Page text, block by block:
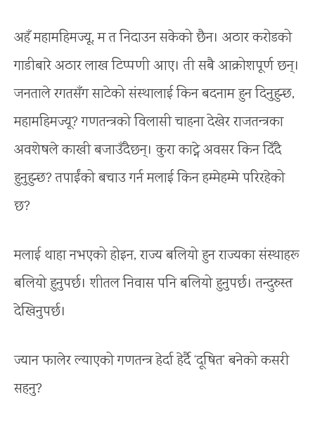
अहँ महामहिमज्यू, म त निदाउन सकेको छैन। अठार करोडको
गाडीबारे अठार लाख टिप्पणी आए। ती सबै आक्रोशपूर्ण छन्।
जनताले रगतसँग साटेको संस्थालाई किन बदनाम हुन दिनुहुन्छ,
महामहिमज्यू? गणतन्त्रको विलासी चाहना देखेर राजतन्त्रका
अवशेषले काखी बजाउँदैछन्। कुरा काट्ने अवसर किन दिँदै
हुनुहुन्छ? तपाईंको बचाउ गर्न मलाई किन हम्मेहम्मे परिरहेको
छ?
मलाई थाहा नभएको होइन, राज्य बलियो हुन राज्यका संस्थाहरू
बलियो हुनुपर्छ। शीतल निवास पनि बलियो हुनुपर्छ। तन्दुरुस्त
देखिनुपर्छ।
ज्यान फालेर ल्याएको गणतन्त्र हेर्दा हेर्दै ‘दूषित’ बनेको कसरी
सहनु?